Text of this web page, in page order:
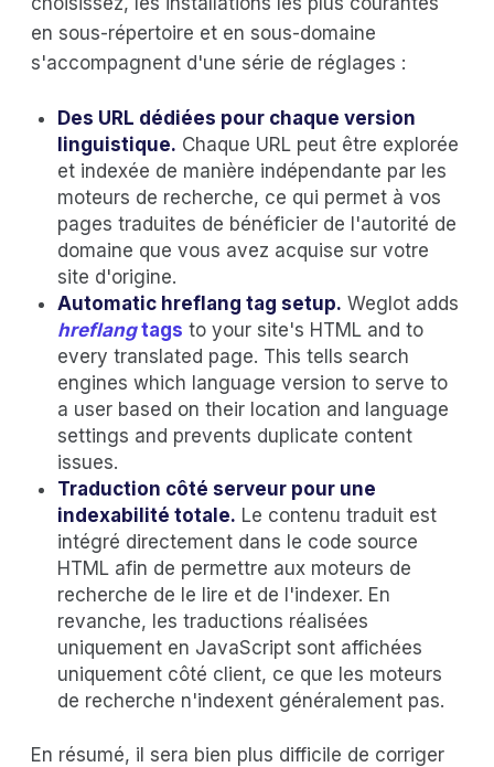
en sous-répertoire et en sous-domaine
s'accompagnent d'une série de réglages :
Des URL dédiées pour chaque version
linguistique. Chaque URL peut être explorée
et indexée de manière indépendante par les
moteurs de recherche, ce qui permet à vos
pages traduites de bénéficier de l'autorité de
domaine que vous avez acquise sur votre
site d'origine.
Automatic hreflang tag setup. Weglot adds
hreflangtags to your site's HTML and to
every translated page. This tells search
engines which language version to serve to
a user based on their location and language
settings and prevents duplicate content
issues.
Traduction côté serveur pour une
indexabilité totale. Le contenu traduit est
intégré directement dans le code source
HTML afin de permettre aux moteurs de
recherche de le lire et de l'indexer. En
revanche, les traductions réalisées
uniquement en JavaScript sont affichées
uniquement côté client, ce que les moteurs
de recherche n'indexent généralement pas.
En résumé, il sera bien plus difficile de corriger